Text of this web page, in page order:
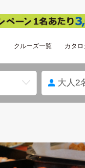
クルーズ一覧 カタ
大人2